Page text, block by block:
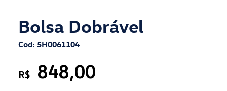
Bolsa Dobrável
Cod: 5H0061104
R$ 848,00